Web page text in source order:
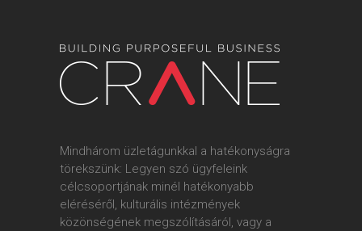
Mindhárom üzletágunkkal a hatékonyságra
törekszünk: Legyen szó ügyfeleink
célcsoportjának minél hatékonyabb
eléréséről, kulturális intézmények
közönségének megszólításáról, vagy a